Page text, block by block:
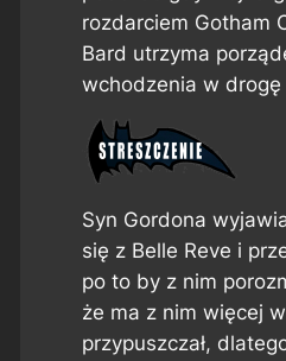
rozdarciem Gotham
Bard utrzyma
wchodzenia w drogę
Syn Gordona
się z Belle Reve i
po to by z nim
że ma z nim więcej
przypuszczał,